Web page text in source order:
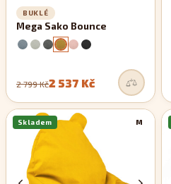
BUKLÉ
Mega Sako Bounce
2 799 Kč2 537 Kč
M
Skladem